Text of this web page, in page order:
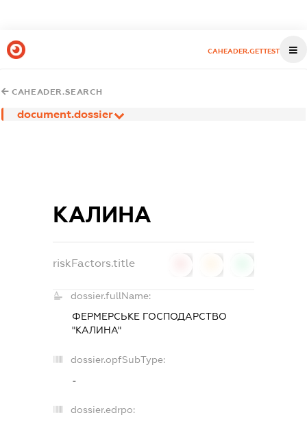
CAHEADER.GETTEST
CAHEADER.SEARCH
document.dossier
КАЛИНА
riskFactors.title
dossier.fullName:
ФЕРМЕРСЬКЕ ГОСПОДАРСТВО
"КАЛИНА"
dossier.opfSubType:
-
dossier.edrpo: